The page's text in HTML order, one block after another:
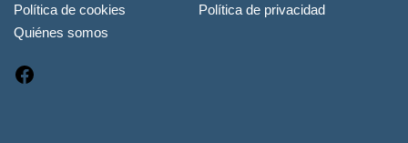
Política de cookies
Política de privacidad
Quiénes somos